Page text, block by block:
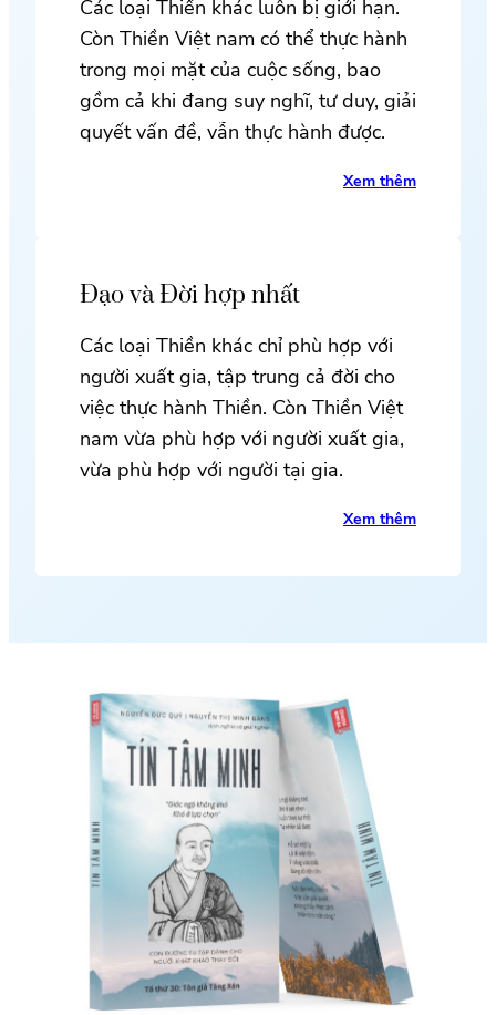
Các loại Thiền khác luôn bị giới hạn.
Còn Thiền Việt nam có thể thực hành
trong mọi mặt của cuộc sống, bao
gồm cả khi đang suy nghĩ, tư duy, giải
quyết vấn đề, vẫn thực hành được.
Xem thêm
Đạo và Đời hợp nhất
Các loại Thiền khác chỉ phù hợp với
người xuất gia, tập trung cả đời cho
việc thực hành Thiền. Còn Thiền Việt
nam vừa phù hợp với người xuất gia,
vừa phù hợp với người tại gia.
Xem thêm